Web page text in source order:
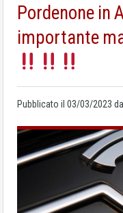
Pordenone in
importante
Pubblicato il 03/03/2023 da